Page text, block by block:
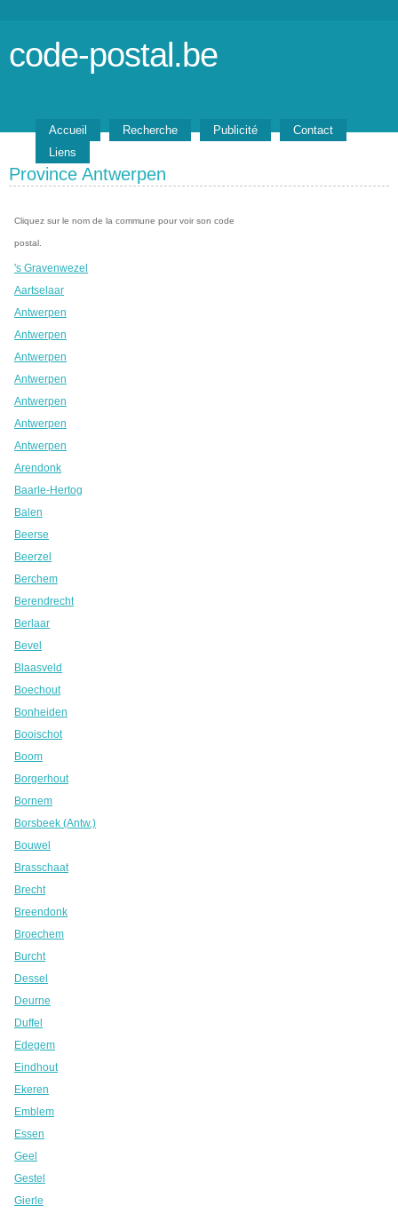
code-postal.be
Accueil Recherche Publicité
Contact
Liens
Province Antwerpen
Cliquez sur le nom de la commune pour voir son code
postal.
's Gravenwezel
Aartselaar
Antwerpen
Antwerpen
Antwerpen
Antwerpen
Antwerpen
Antwerpen
Antwerpen
Arendonk
Baarle-Hertog
Balen
Beerse
Beerzel
Berchem
Berendrecht
Berlaar
Bevel
Blaasveld
Boechout
Bonheiden
Booischot
Boom
Borgerhout
Bornem
Borsbeek (Antw.)
Bouwel
Brasschaat
Brecht
Breendonk
Broechem
Burcht
Dessel
Deurne
Duffel
Edegem
Eindhout
Ekeren
Emblem
Essen
Geel
Gestel
Gierle